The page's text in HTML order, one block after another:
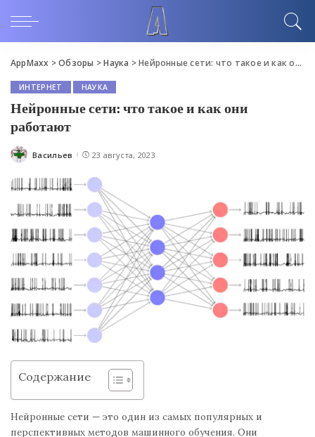
AppMaxx >Обзоры >Наука >Нейронные сети: что такое и как они работают
ИНТЕРНЕТ НАУКА
Нейронные сети: что такое и как они
работают
Posted
Васильев 23 августа, 2023
Содержание
Нейронные сети — это один из самых популярных и
перспективных методов машинного обучения. Они